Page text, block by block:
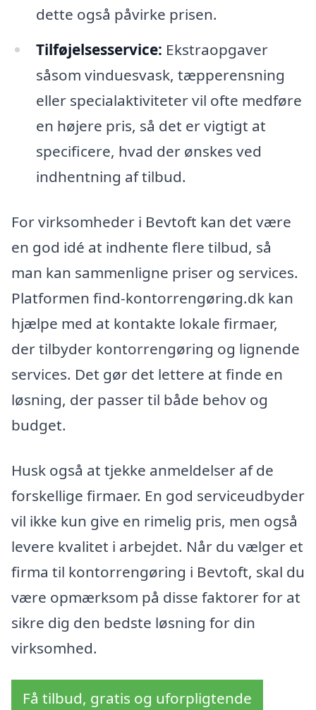
dette også påvirke prisen.
Tilføjelsesservice: Ekstraopgaver
såsom vinduesvask, tæpperensning
eller specialaktiviteter vil ofte medføre
en højere pris, så det er vigtigt at
specificere, hvad der ønskes ved
indhentning af tilbud.
For virksomheder i Bevtoft kan det være
en god idé at indhente flere tilbud, så
man kan sammenligne priser og services.
Platformen find-kontorrengøring.dk kan
hjælpe med at kontakte lokale firmaer,
der tilbyder kontorrengøring og lignende
services. Det gør det lettere at finde en
løsning, der passer til både behov og
budget.
Husk også at tjekke anmeldelser af de
forskellige firmaer. En god serviceudbyder
vil ikke kun give en rimelig pris, men også
levere kvalitet i arbejdet. Når du vælger et
firma til kontorrengøring i Bevtoft, skal du
være opmærksom på disse faktorer for at
sikre dig den bedste løsning for din
virksomhed.
Få tilbud, gratis og uforpligtende